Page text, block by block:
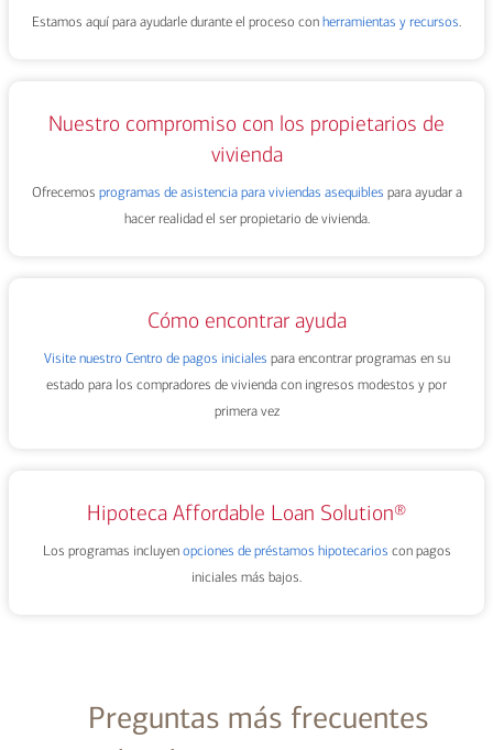
Estamos aquí para ayudarle durante el proceso conherramientas y recursos.
Nuestro compromiso con los propietarios de
vivienda
Ofrecemos programas de asistencia para viviendas asequibles para ayudar a
hacer realidad el ser propietario de vivienda.
Cómo encontrar ayuda
Visite nuestro Centro de pagos iniciales para encontrar programas en su
estado para los compradores de vivienda con ingresos modestos y por
primera vez
Hipoteca Affordable Loan Solution®
Los programas incluyenopciones de préstamos hipotecarios con pagos
iniciales más bajos.
Preguntas más frecuentes